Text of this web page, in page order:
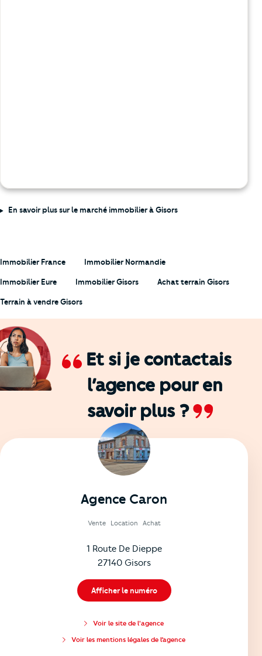
En savoir plus sur le marché immobilier à Gisors
Immobilier France Immobilier Normandie
Immobilier Eure Immobilier Gisors Achat terrain Gisors
Terrain à vendre Gisors
Et si je contactais
l’agence pour en
savoir plus ?
Agence Caron
Vente Location Achat
1 Route De Dieppe
27140 Gisors
Afficher le numéro
Voir le site de l'agence
Voir les mentions légales de l’agence